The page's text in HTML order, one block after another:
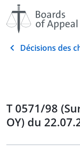
Décisions des
T 0571/98
OY) du